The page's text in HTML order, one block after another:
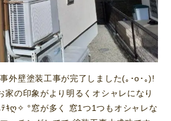
外壁塗装工事が完了しました(｡･о･｡)!
家の印象がより明るくオシャレになり
ｷღ✧ °窓が多く 窓1つ1つもオシャレな